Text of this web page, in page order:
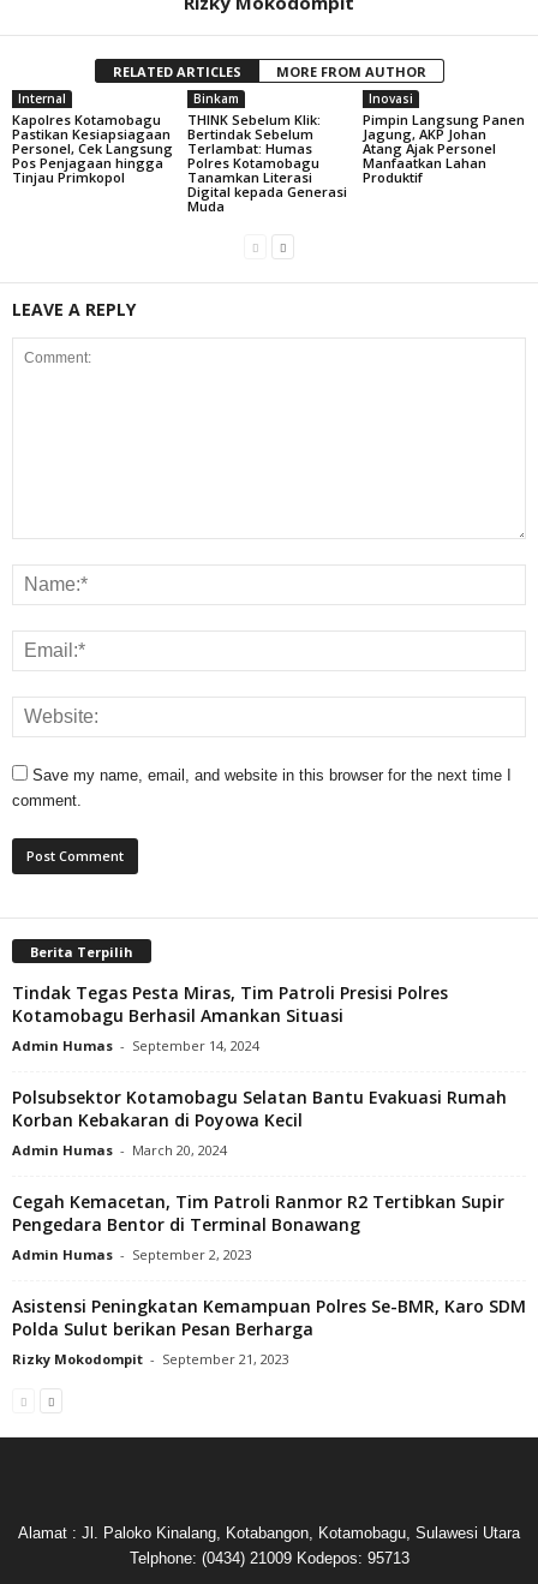
RELATED ARTICLES MORE FROM AUTHOR
Internal
Kapolres Kotamobagu
Pastikan Kesiapsiagaan
Personel, Cek Langsung
Pos Penjagaan hingga
Tinjau Primkopol
Binkam
THINK Sebelum Klik:
Bertindak Sebelum
Terlambat: Humas
Polres Kotamobagu
Tanamkan Literasi
Digital kepada Generasi
Muda
Inovasi
Pimpin Langsung Panen
Jagung, AKP Johan
Atang Ajak Personel
Manfaatkan Lahan
Produktif
LEAVE A REPLY
Save my name, email, and website in this browser for the next time I
comment.
Berita Terpilih
Tindak Tegas Pesta Miras, Tim Patroli Presisi Polres
Kotamobagu Berhasil Amankan Situasi
Admin Humas - September 14, 2024
Polsubsektor Kotamobagu Selatan Bantu Evakuasi Rumah
Korban Kebakaran di Poyowa Kecil
Admin Humas - March 20, 2024
Cegah Kemacetan, Tim Patroli Ranmor R2 Tertibkan Supir
Pengedara Bentor di Terminal Bonawang
Admin Humas - September 2, 2023
Asistensi Peningkatan Kemampuan Polres Se-BMR, Karo SDM
Polda Sulut berikan Pesan Berharga
Rizky Mokodompit - September 21, 2023
Alamat : Jl. Paloko Kinalang, Kotabangon, Kotamobagu, Sulawesi Utara
Telphone: (0434) 21009 Kodepos: 95713